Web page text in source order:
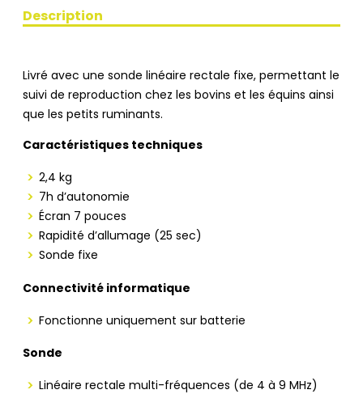
Description
Livré avec une sonde linéaire rectale fixe, permettant le
suivi de reproduction chez les bovins et les équins ainsi
que les petits ruminants.
Caractéristiques techniques
2,4 kg
7h d’autonomie
Écran 7 pouces
Rapidité d’allumage (25 sec)
Sonde fixe
Connectivité informatique
Fonctionne uniquement sur batterie
Sonde
Linéaire rectale multi-fréquences (de 4 à 9 MHz)